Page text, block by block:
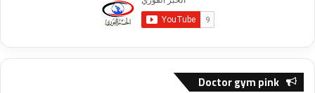
Doctor gym pink